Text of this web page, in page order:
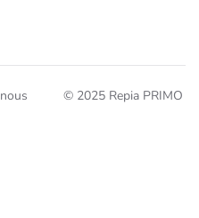
© 2025 Repia PRIMO